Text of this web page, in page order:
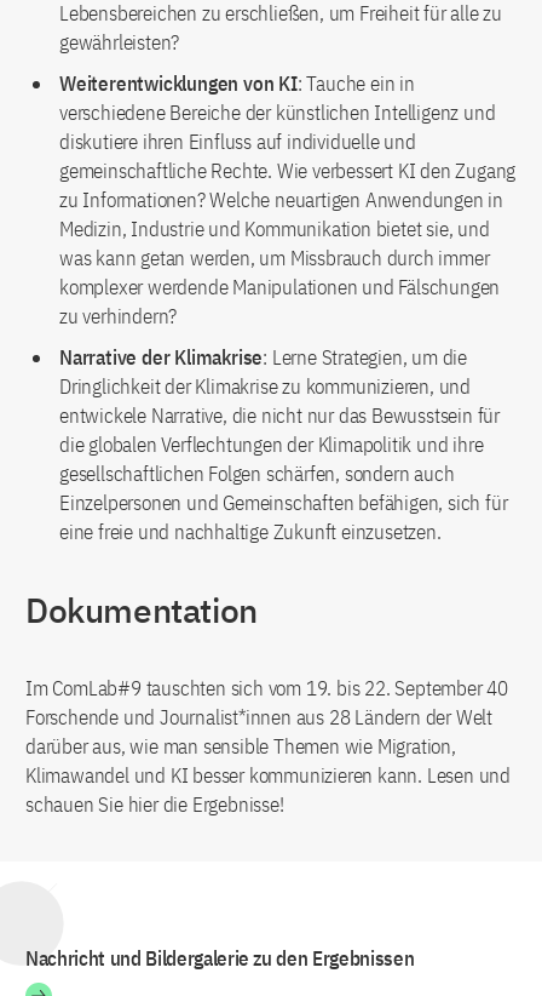
Lebensbereichen zu erschließen, um Freiheit für alle zu
gewährleisten?
Weiterentwicklungen von KI: Tauche ein in
verschiedene Bereiche der künstlichen Intelligenz und
diskutiere ihren Einfluss auf individuelle und
gemeinschaftliche Rechte. Wie verbessert KI den Zugang
zu Informationen? Welche neuartigen Anwendungen in
Medizin, Industrie und Kommunikation bietet sie, und
was kann getan werden, um Missbrauch durch immer
komplexer werdende Manipulationen und Fälschungen
zu verhindern?
Narrative der Klimakrise: Lerne Strategien, um die
Dringlichkeit der Klimakrise zu kommunizieren, und
entwickele Narrative, die nicht nur das Bewusstsein für
die globalen Verflechtungen der Klimapolitik und ihre
gesellschaftlichen Folgen schärfen, sondern auch
Einzelpersonen und Gemeinschaften befähigen, sich für
eine freie und nachhaltige Zukunft einzusetzen.
Dokumentation
Im ComLab#9 tauschten sich vom 19. bis 22. September 40
Forschende und Journalist*innen aus 28 Ländern der Welt
darüber aus, wie man sensible Themen wie Migration,
Klimawandel und KI besser kommunizieren kann. Lesen und
schauen Sie hier die Ergebnisse!
Nachricht und Bildergalerie zu den Ergebnissen